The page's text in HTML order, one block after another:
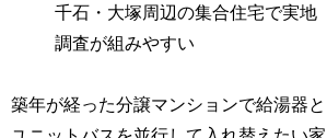
千石・大塚周辺の集合住宅で実地
調査が組みやすい
築年が経った分譲マンションで給湯器と